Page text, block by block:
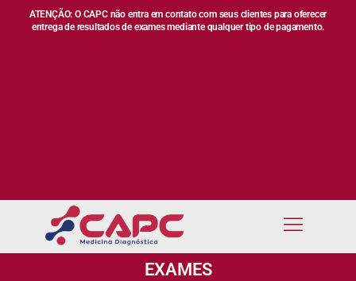
ATENÇÃO: O CAPC não entra em contato com seus clientes para oferecer
entrega de resultados de exames mediante qualquer tipo de pagamento.
EXAMES